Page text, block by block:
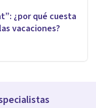
¿por qué cuesta
vacaciones?